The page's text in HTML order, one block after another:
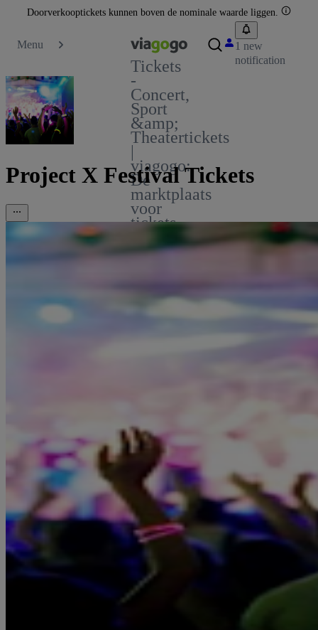
Doorverkooptickets kunnen boven de nominale waarde liggen.
Menu
Tickets
-
Concert,
Sport
&amp;
Theatertickets
|
viagogo:
De
marktplaats
voor
tickets
1 new
notification
Project X Festival Tickets